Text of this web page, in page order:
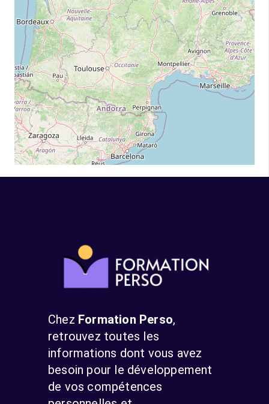
Chez Formation Perso,
retrouvez toutes les
informations dont vous avez
besoin pour le développement
de vos compétences